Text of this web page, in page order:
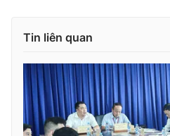
Tin liên quan